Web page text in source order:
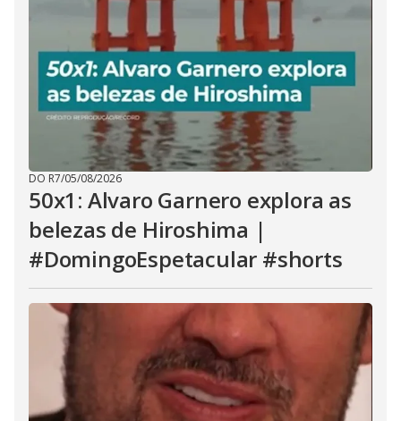
DO R7/05/08/2026
50x1: Alvaro Garnero explora as
belezas de Hiroshima |
#DomingoEspetacular #shorts